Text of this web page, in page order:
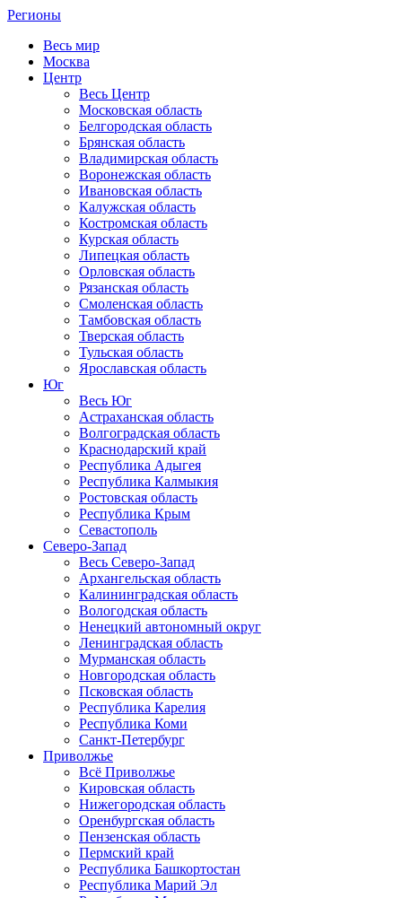
Регионы
Весь мир
Москва
Центр
Весь Центр
Московская область
Белгородская область
Брянская область
Владимирская область
Воронежская область
Ивановская область
Калужская область
Костромская область
Курская область
Липецкая область
Орловская область
Рязанская область
Смоленская область
Тамбовская область
Тверская область
Тульская область
Ярославская область
Юг
Весь Юг
Астраханская область
Волгоградская область
Краснодарский край
Республика Адыгея
Республика Калмыкия
Ростовская область
Республика Крым
Севастополь
Северо-Запад
Весь Северо-Запад
Архангельская область
Калининградская область
Вологодская область
Ненецкий автономный округ
Ленинградская область
Мурманская область
Новгородская область
Псковская область
Республика Карелия
Республика Коми
Санкт-Петербург
Приволжье
Всё Приволжье
Кировская область
Нижегородская область
Оренбургская область
Пензенская область
Пермский край
Республика Башкортостан
Республика Марий Эл